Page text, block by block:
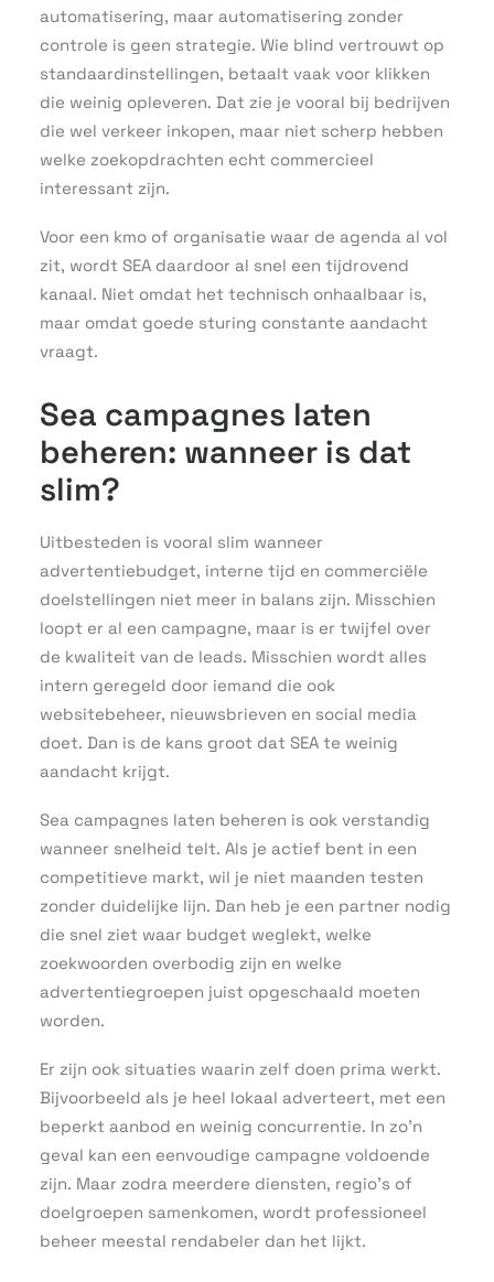
automatisering, maar automatisering zonder
controle is geen strategie. Wie blind vertrouwt op
standaardinstellingen, betaalt vaak voor klikken
die weinig opleveren. Dat zie je vooral bij bedrijven
die wel verkeer inkopen, maar niet scherp hebben
welke zoekopdrachten echt commercieel
interessant zijn.
Voor een kmo of organisatie waar de agenda al vol
zit, wordt SEA daardoor al snel een tijdrovend
kanaal. Niet omdat het technisch onhaalbaar is,
maar omdat goede sturing constante aandacht
vraagt.
Sea campagnes laten
beheren: wanneer is dat
slim?
Uitbesteden is vooral slim wanneer
advertentiebudget, interne tijd en commerciële
doelstellingen niet meer in balans zijn. Misschien
loopt er al een campagne, maar is er twijfel over
de kwaliteit van de leads. Misschien wordt alles
intern geregeld door iemand die ook
websitebeheer, nieuwsbrieven en social media
doet. Dan is de kans groot dat SEA te weinig
aandacht krijgt.
Sea campagnes laten beheren is ook verstandig
wanneer snelheid telt. Als je actief bent in een
competitieve markt, wil je niet maanden testen
zonder duidelijke lijn. Dan heb je een partner nodig
die snel ziet waar budget weglekt, welke
zoekwoorden overbodig zijn en welke
advertentiegroepen juist opgeschaald moeten
worden.
Er zijn ook situaties waarin zelf doen prima werkt.
Bijvoorbeeld als je heel lokaal adverteert, met een
beperkt aanbod en weinig concurrentie. In zo’n
geval kan een eenvoudige campagne voldoende
zijn. Maar zodra meerdere diensten, regio’s of
doelgroepen samenkomen, wordt professioneel
beheer meestal rendabeler dan het lijkt.